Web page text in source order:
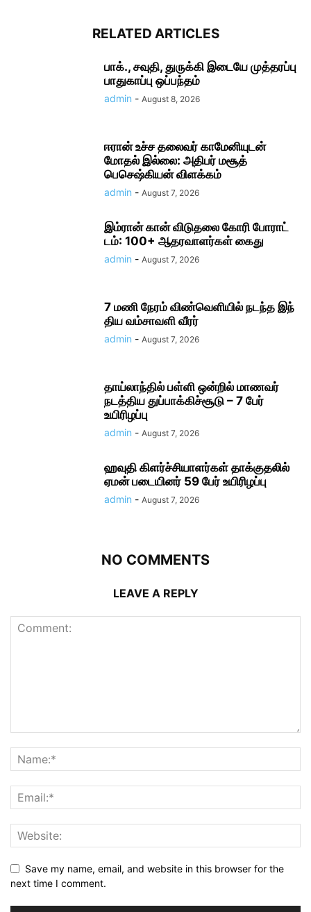
RELATED ARTICLES
பாக்., சவுதி, துருக்கி இடையே முத்தரப்பு
பாதுகாப்பு ஒப்பந்தம்
admin - August 8, 2026
ஈரான் உச்ச தலை​வர் காமேனியுடன்
மோதல் இல்லை: அதிபர் மசூத்
பெசெஷ்கியன் விளக்கம்
admin - August 7, 2026
இம்ரான் கான் விடுதலை கோரி போராட்​
டம்: 100+ ஆதரவாளர்கள் கைது
admin - August 7, 2026
7 மணி நேரம் விண்​வெளியில் நடந்த இந்​
திய வம்​சாவளி வீரர்
admin - August 7, 2026
தாய்லாந்தில் பள்ளி ஒன்றில் மாணவர்
நடத்திய துப்பாக்கிச்சூடு – 7 பேர்
உயிரிழப்பு
admin - August 7, 2026
ஹவுதி கிளர்ச்சியாளர்கள் தாக்குதலில்
ஏமன் படையினர் 59 பேர் உயிரிழப்பு
admin - August 7, 2026
NO COMMENTS
LEAVE A REPLY
Save my name, email, and website in this browser for the
next time I comment.